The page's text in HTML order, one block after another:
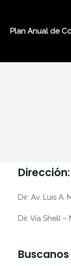
Plan Anual de
Dirección:
Dir: Av. Luis
Dir. Vía Shell
Buscanos